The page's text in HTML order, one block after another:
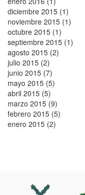
diciembre 2015 (1)
noviembre 2015 (1)
octubre 2015 (1)
septiembre 2015 (1)
agosto 2015 (2)
julio 2015 (2)
junio 2015 (7)
mayo 2015 (5)
abril 2015 (5)
marzo 2015 (9)
febrero 2015 (5)
enero 2015 (2)